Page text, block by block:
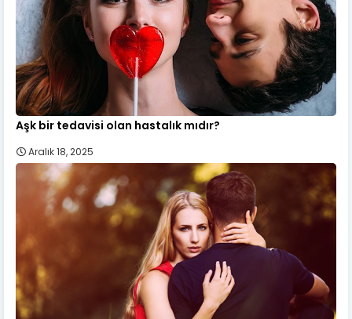
Aşk bir tedavisi olan hastalık mıdır?
Aralık 18, 2025